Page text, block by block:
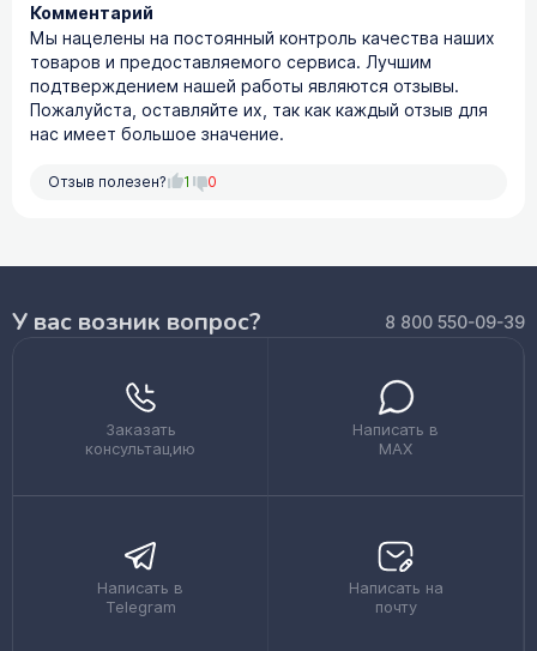
Комментарий
Мы нацелены на постоянный контроль качества наших
товаров и предоставляемого сервиса. Лучшим
подтверждением нашей работы являются отзывы.
Пожалуйста, оставляйте их, так как каждый отзыв для
нас имеет большое значение.
Отзыв полезен? 1 0
У вас возник вопрос? 8 800 550-09-39
Заказать
консультацию
Написать в
MAX
Написать в
Telegram
Написать на
почту